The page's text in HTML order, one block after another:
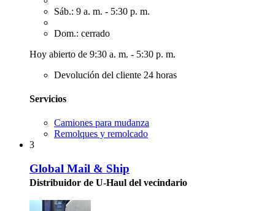
Sáb.: 9 a. m. - 5:30 p. m.
Dom.: cerrado
Hoy abierto de 9:30 a. m. - 5:30 p. m.
Devolución del cliente 24 horas
Servicios
Camiones para mudanza
Remolques y remolcado
3
Global Mail & Ship
Distribuidor de U-Haul del vecindario